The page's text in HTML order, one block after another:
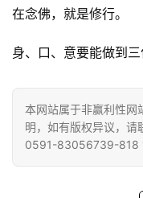
资
点
僧
音
在念佛，就是修行。
身、口、意要能做到三
本网站属于非赢利性网
明，如有版权异议，请
0591-83056739-818